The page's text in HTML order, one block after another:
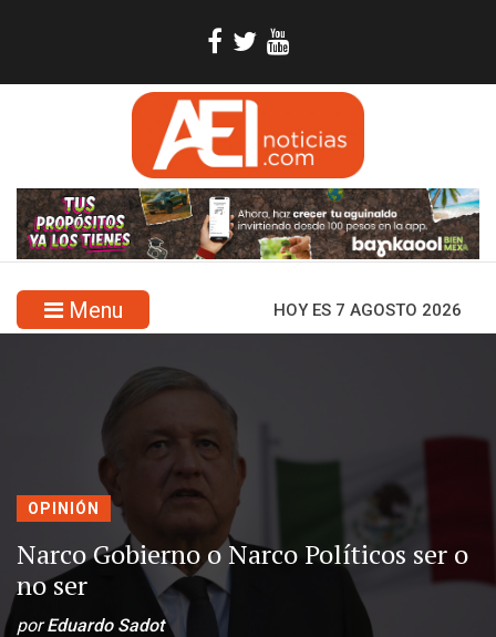
Menu HOY ES 7 AGOSTO 2026
OPINIÓN
Narco Gobierno o Narco Políticos ser o
no ser
porEduardo Sadot